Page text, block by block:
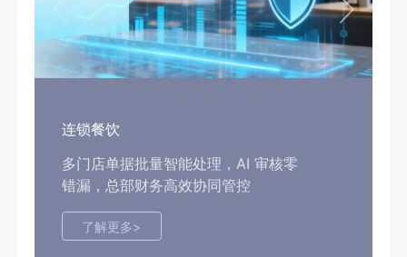
连锁餐饮
多门店单据批量智能处理，AI 审核零
错漏，总部财务高效协同管控
了解更多>